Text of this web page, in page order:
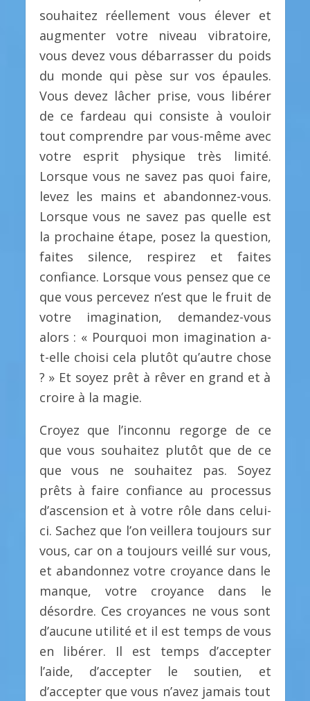
souhaitez réellement vous élever et
augmenter votre niveau vibratoire,
vous devez vous débarrasser du poids
du monde qui pèse sur vos épaules.
Vous devez lâcher prise, vous libérer
de ce fardeau qui consiste à vouloir
tout comprendre par vous-même avec
votre esprit physique très limité.
Lorsque vous ne savez pas quoi faire,
levez les mains et abandonnez-vous.
Lorsque vous ne savez pas quelle est
la prochaine étape, posez la question,
faites silence, respirez et faites
confiance. Lorsque vous pensez que ce
que vous percevez n’est que le fruit de
votre imagination, demandez-vous
alors : « Pourquoi mon imagination a-
t-elle choisi cela plutôt qu’autre chose
? » Et soyez prêt à rêver en grand et à
croire à la magie.
Croyez que l’inconnu regorge de ce
que vous souhaitez plutôt que de ce
que vous ne souhaitez pas. Soyez
prêts à faire confiance au processus
d’ascension et à votre rôle dans celui-
ci. Sachez que l’on veillera toujours sur
vous, car on a toujours veillé sur vous,
et abandonnez votre croyance dans le
manque, votre croyance dans le
désordre. Ces croyances ne vous sont
d’aucune utilité et il est temps de vous
en libérer. Il est temps d’accepter
l’aide, d’accepter le soutien, et
d’accepter que vous n’avez jamais tout